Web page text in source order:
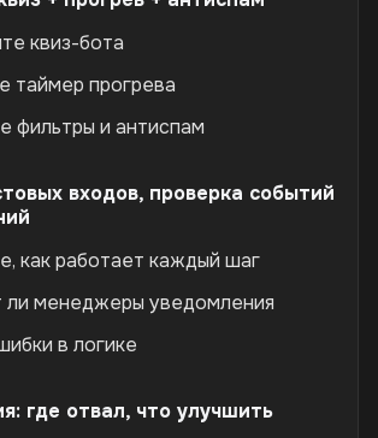
квиз-бота
таймер прогрева
фильтры и антиспам
входов, проверка событий
как работает каждый шаг
ли менеджеры уведомления
в логике
где отвал, что улучшить